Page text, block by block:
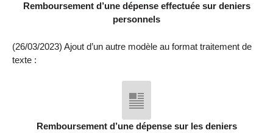
Remboursement d’une dépense effectuée sur deniers
personnels
(26/03/2023) Ajout d’un autre modèle au format traitement de
texte :
Remboursement d’une dépense sur les deniers